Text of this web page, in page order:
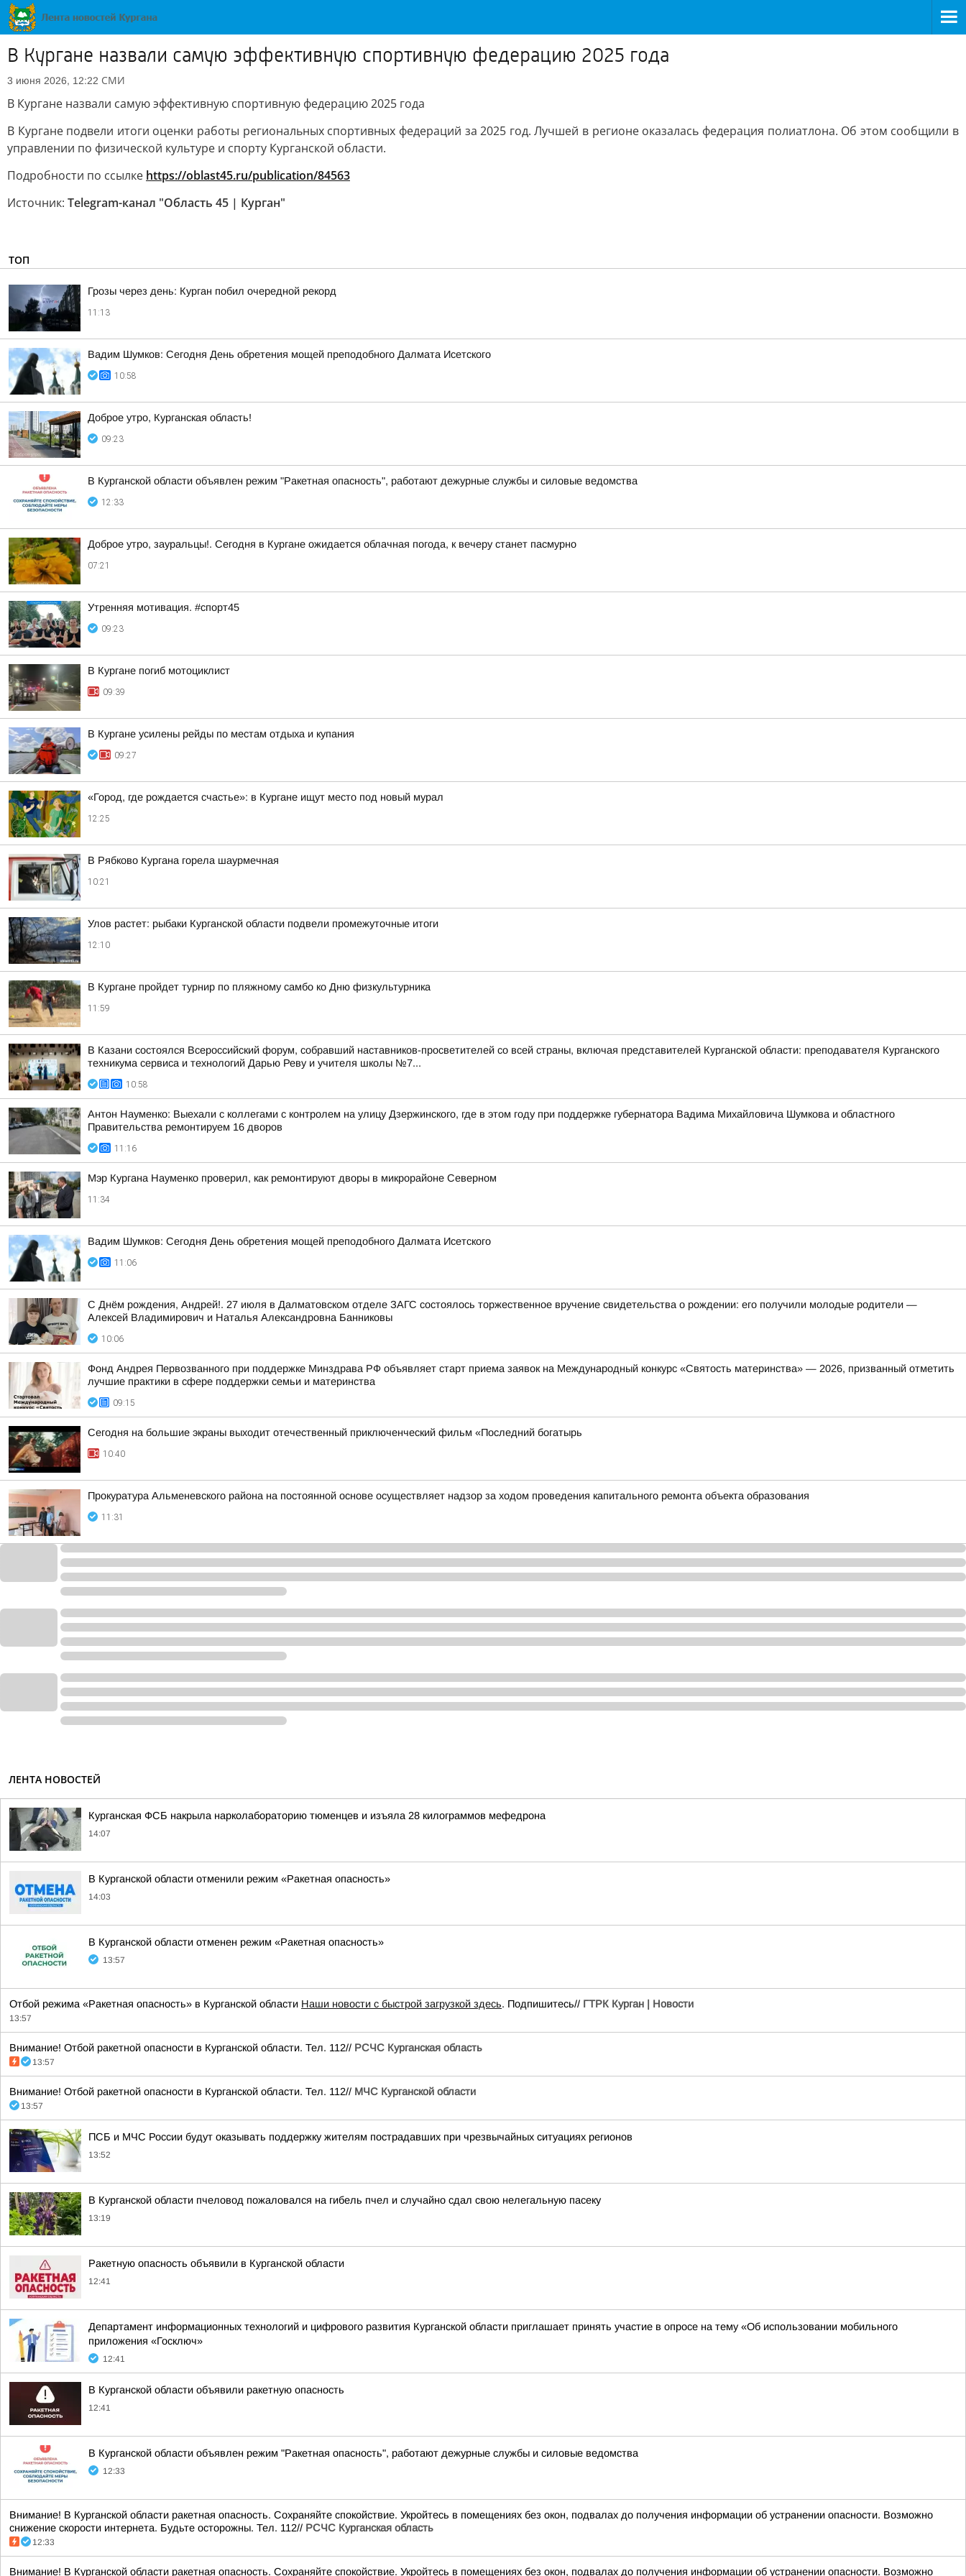
В Кургане назвали самую эффективную спортивную федерацию 2025 года
3 июня 2026, 12:22 СМИ
В Кургане назвали самую эффективную спортивную федерацию 2025 года
В Кургане подвели итоги оценки работы региональных спортивных федераций за 2025 год. Лучшей в регионе оказалась федерация полиатлона. Об этом сообщили в
управлении по физической культуре и спорту Курганской области.
Подробности по ссылке https://oblast45.ru/publication/84563
Источник: Telegram-канал "Область 45 | Курган"
ТОП
Грозы через день: Курган побил очередной рекорд
11:13
Вадим Шумков: Сегодня День обретения мощей преподобного Далмата Исетского
10:58
Доброе утро, Курганская область!
09:23
В Курганской области объявлен режим "Ракетная опасность", работают дежурные службы и силовые ведомства
12:33
Доброе утро, зауральцы!. Сегодня в Кургане ожидается облачная погода, к вечеру станет пасмурно
07:21
Утренняя мотивация. #спорт45
09:23
В Кургане погиб мотоциклист
09:39
В Кургане усилены рейды по местам отдыха и купания
09:27
«Город, где рождается счастье»: в Кургане ищут место под новый мурал
12:25
В Рябково Кургана горела шаурмечная
10:21
Улов растет: рыбаки Курганской области подвели промежуточные итоги
12:10
В Кургане пройдет турнир по пляжному самбо ко Дню физкультурника
11:59
В Казани состоялся Всероссийский форум, собравший наставников-просветителей со всей страны, включая представителей Курганской области: преподавателя Курганского
техникума сервиса и технологий Дарью Реву и учителя школы №7...
10:58
Антон Науменко: Выехали с коллегами с контролем на улицу Дзержинского, где в этом году при поддержке губернатора Вадима Михайловича Шумкова и областного
Правительства ремонтируем 16 дворов
11:16
Мэр Кургана Науменко проверил, как ремонтируют дворы в микрорайоне Северном
11:34
Вадим Шумков: Сегодня День обретения мощей преподобного Далмата Исетского
11:06
С Днём рождения, Андрей!. 27 июля в Далматовском отделе ЗАГС состоялось торжественное вручение свидетельства о рождении: его получили молодые родители —
Алексей Владимирович и Наталья Александровна Банниковы
10:06
Фонд Андрея Первозванного при поддержке Минздрава РФ объявляет старт приема заявок на Международный конкурс «Святость материнства» — 2026, призванный отметить
лучшие практики в сфере поддержки семьи и материнства
09:15
Сегодня на большие экраны выходит отечественный приключенческий фильм «Последний богатырь
10:40
Прокуратура Альменевского района на постоянной основе осуществляет надзор за ходом проведения капитального ремонта объекта образования
11:31
ЛЕНТА НОВОСТЕЙ
Курганская ФСБ накрыла нарколабораторию тюменцев и изъяла 28 килограммов мефедрона
14:07
В Курганской области отменили режим «Ракетная опасность»
14:03
В Курганской области отменен режим «Ракетная опасность»
13:57
Отбой режима «Ракетная опасность» в Курганской области Наши новости с быстрой загрузкой здесь. Подпишитесь// ГТРК Курган | Новости
13:57
Внимание! Отбой ракетной опасности в Курганской области. Тел. 112// РСЧС Курганская область
13:57
Внимание! Отбой ракетной опасности в Курганской области. Тел. 112// МЧС Курганской области
13:57
ПСБ и МЧС России будут оказывать поддержку жителям пострадавших при чрезвычайных ситуациях регионов
13:52
В Курганской области пчеловод пожаловался на гибель пчел и случайно сдал свою нелегальную пасеку
13:19
Ракетную опасность объявили в Курганской области
12:41
Департамент информационных технологий и цифрового развития Курганской области приглашает принять участие в опросе на тему «Об использовании мобильного
приложения «Госключ»
12:41
В Курганской области объявили ракетную опасность
12:41
В Курганской области объявлен режим "Ракетная опасность", работают дежурные службы и силовые ведомства
12:33
Внимание! В Курганской области ракетная опасность. Сохраняйте спокойствие. Укройтесь в помещениях без окон, подвалах до получения информации об устранении опасности. Возможно
снижение скорости интернета. Будьте осторожны. Тел. 112// РСЧС Курганская область
12:33
Внимание! В Курганской области ракетная опасность. Сохраняйте спокойствие. Укройтесь в помещениях без окон, подвалах до получения информации об устранении опасности. Возможно